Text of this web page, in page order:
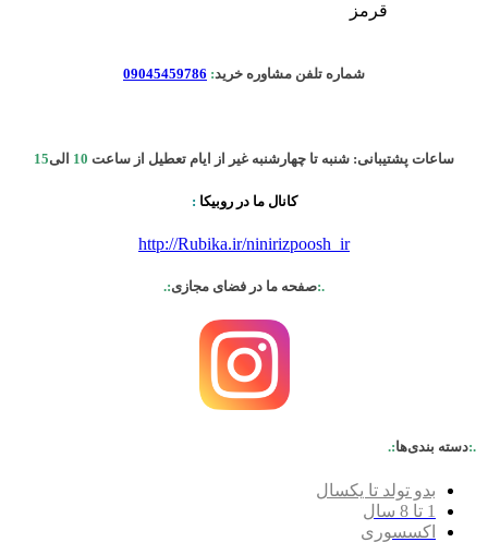
قرمز
شماره تلفن مشاوره خرید:
09045459786
ساعات پشتیبانی: شنبه تا چهارشنبه غیر از ایام تعطیل از ساعت 10 الی15
کانال ما در روبیکا :
http://Rubika.ir/ninirizpoosh_ir
.:صفحه ما در فضای مجازی:.
.:دسته بندی‌ها:.
بدو تولد تا یکسال
1 تا 8 سال
اکسسوری